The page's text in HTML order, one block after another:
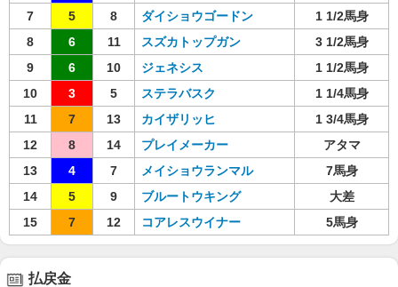
7
5 8 ダイショウゴードン
1 1/2馬身
8
6 11 スズカトップガン
3 1/2馬身
9
6 10 ジェネシス
1 1/2馬身
10
3 5 ステラバスク
1 1/4馬身
11
7 13 カイザリッヒ
1 3/4馬身
12
8 14 プレイメーカー
アタマ
13
4 7 メイショウランマル
7馬身
14
5 9 ブルートウキング
大差
15
7 12 コアレスウイナー 5馬身
払戻金